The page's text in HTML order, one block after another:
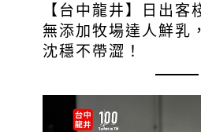
【台中龍井】日出客
無添加牧場達人鮮乳
沈穩不帶澀！